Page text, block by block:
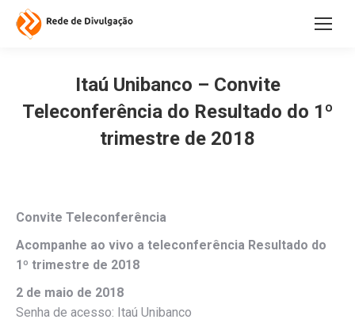
Itaú Unibanco – Convite
Teleconferência do Resultado do 1º
trimestre de 2018
Convite Teleconferência
Acompanhe ao vivo a teleconferência Resultado do
1º trimestre de 2018
2 de maio de 2018
Senha de acesso: Itaú Unibanco